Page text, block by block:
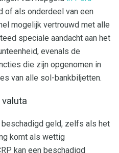
of als onderdeel van een
mogelijk vertrouwd met alle
speciale aandacht aan het
evenals de
die zijn opgenomen in
van alle sol-bankbiljetten.
geld, zelfs als het
komt als wettig
kan een beschadigd